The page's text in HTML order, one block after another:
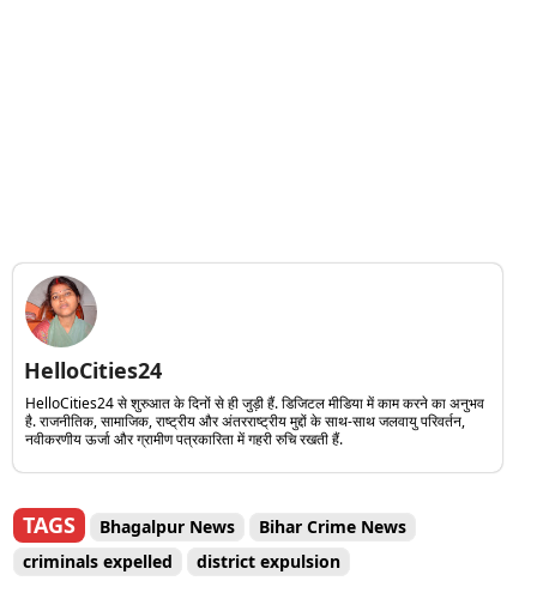
HelloCities24
HelloCities24 से शुरुआत के दिनों से ही जुड़ी हैं. डिजिटल मीडिया में काम करने का अनुभव
है. राजनीतिक, सामाजिक, राष्ट्रीय और अंतरराष्ट्रीय मुद्दों के साथ-साथ जलवायु परिवर्तन,
नवीकरणीय ऊर्जा और ग्रामीण पत्रकारिता में गहरी रुचि रखती हैं.
TAGS Bhagalpur News
Bihar Crime News
criminals expelled
district expulsion